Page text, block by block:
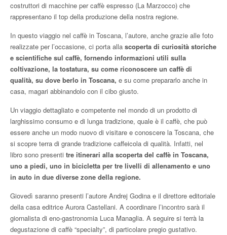
costruttori di macchine per caffè espresso (La Marzocco) che
rappresentano il top della produzione della nostra regione.
In questo viaggio nel caffè in Toscana, l’autore, anche grazie alle foto
realizzate per l’occasione, ci porta alla scoperta di curiosità storiche
e scientifiche sul caffè, fornendo informazioni utili sulla
coltivazione, la tostatura, su come riconoscere un caffè di
qualità, su dove berlo in Toscana, e su come prepararlo anche in
casa, magari abbinandolo con il cibo giusto.
Un viaggio dettagliato e competente nel mondo di un prodotto di
larghissimo consumo e di lunga tradizione, quale è il caffè, che può
essere anche un modo nuovo di visitare e conoscere la Toscana, che
si scopre terra di grande tradizione caffeicola di qualità. Infatti, nel
libro sono presenti tre itinerari alla scoperta del caffè in Toscana,
uno a piedi, uno in bicicletta per tre livelli di allenamento e uno
in auto in due diverse zone della regione.
Giovedì saranno presenti l’autore Andrej Godina e il direttore editoriale
della casa editrice Aurora Castellani. A coordinare l’incontro sarà il
giornalista di eno-gastronomia Luca Managlia. A seguire si terrà la
degustazione di caffè “specialty”, di particolare pregio gustativo.